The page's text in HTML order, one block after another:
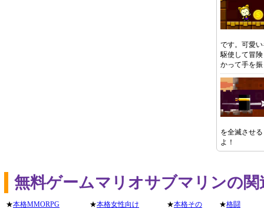
です。可愛
駆使して冒
かって手を
を全滅させ
よ！
無料ゲームマリオサブマリンの
★本格MMORPG ★本格女性向け ★本格その
★格闘